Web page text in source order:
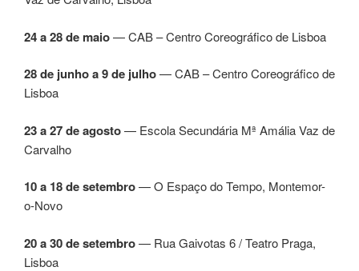
24 a 28 de maio— CAB – Centro Coreográfico de Lisboa
28 de junho a 9 de julho— CAB – Centro Coreográfico de
Lisboa
23 a 27 de agosto— Escola Secundária Mª Amália Vaz de
Carvalho
10 a 18 de setembro— O Espaço do Tempo, Montemor-
o-Novo
20 a 30 de setembro— Rua Gaivotas 6 / Teatro Praga,
Lisboa